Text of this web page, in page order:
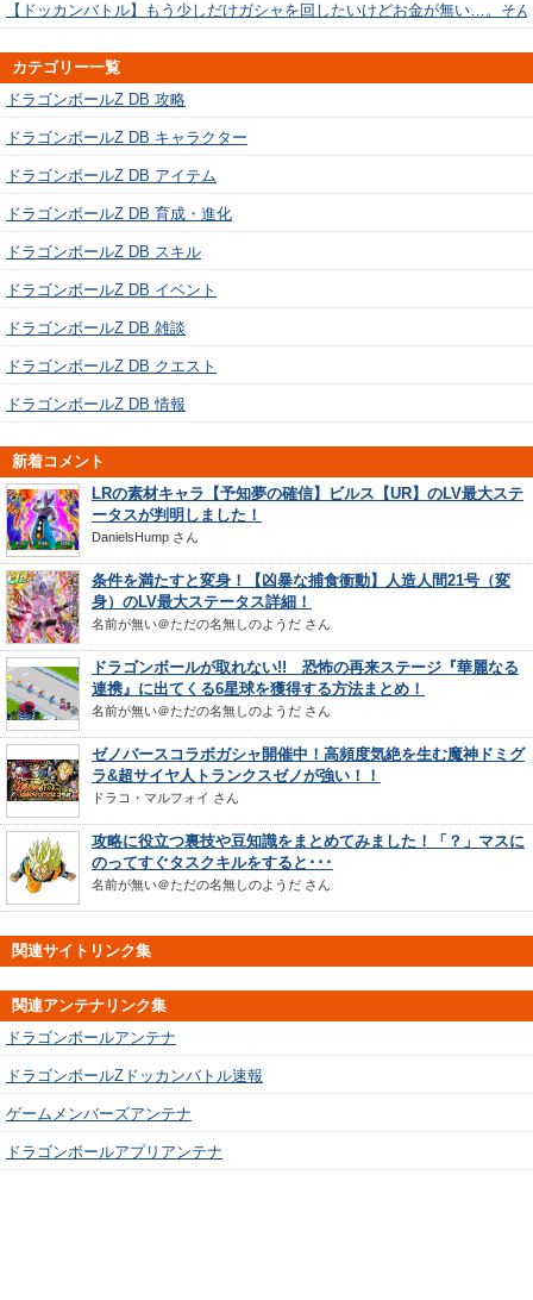
【ドッカンバトル】もう少しだけガシャを回したいけどお金が無い…。そ
カテゴリー一覧
ドラゴンボールZ DB 攻略
ドラゴンボールZ DB キャラクター
ドラゴンボールZ DB アイテム
ドラゴンボールZ DB 育成・進化
ドラゴンボールZ DB スキル
ドラゴンボールZ DB イベント
ドラゴンボールZ DB 雑談
ドラゴンボールZ DB クエスト
ドラゴンボールZ DB 情報
新着コメント
LRの素材キャラ【予知夢の確信】ビルス【UR】のLV最大ステ
ータスが判明しました！
DanielsHump さん
条件を満たすと変身！【凶暴な捕食衝動】人造人間21号（変
身）のLV最大ステータス詳細！
名前が無い＠ただの名無しのようだ さん
ドラゴンボールが取れない!! 恐怖の再来ステージ『華麗なる
連携』に出てくる6星球を獲得する方法まとめ！
名前が無い＠ただの名無しのようだ さん
ゼノバースコラボガシャ開催中！高頻度気絶を生む魔神ドミグ
ラ&超サイヤ人トランクスゼノが強い！！
ドラコ・マルフォイ さん
攻略に役立つ裏技や豆知識をまとめてみました！「？」マスに
のってすぐタスクキルをすると･･･
名前が無い＠ただの名無しのようだ さん
関連サイトリンク集
関連アンテナリンク集
ドラゴンボールアンテナ
ドラゴンボールZドッカンバトル速報
ゲームメンバーズアンテナ
ドラゴンボールアプリアンテナ